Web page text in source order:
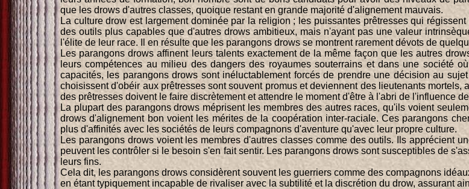
que les drows d'autres classes, quoique restant en grande majorité d'alignement mauvais.
La culture drow est largement dominée par la religion ; les puissantes prêtresses qui
des outils plus capables que d'autres drows ambitieux, mais n'ayant pas une valeur
l'élite de leur race. Il en résulte que les parangons drows se montrent rarement dévots de
Les parangons drows affinent leurs talents exactement de la même façon que les autres
leurs compétences au milieu des dangers des royaumes souterrains et dans une société
capacités, les parangons drows sont inéluctablement forcés de prendre une décision au
choisissent d'obéir aux prêtresses sont souvent promus et deviennent des lieutenants
des prêtresses doivent le faire discrètement et attendre le moment d'être à l'abri de l'influence
La plupart des parangons drows méprisent les membres des autres races, qu'ils voient
drows d'alignement bon voient les mérites de la coopération inter-raciale. Ces parangons
plus d'affinités avec les sociétés de leurs compagnons d'aventure qu'avec leur propre culture.
Les parangons drows voient les membres d'autres classes comme des outils. Ils apprécient
peuvent les contrôler si le besoin s'en fait sentir. Les parangons drows sont susceptibles de
leurs fins.
Cela dit, les parangons drows considèrent souvent les guerriers comme des compagnons
en étant typiquement incapable de rivaliser avec la subtilité et la discrétion du drow, assurant